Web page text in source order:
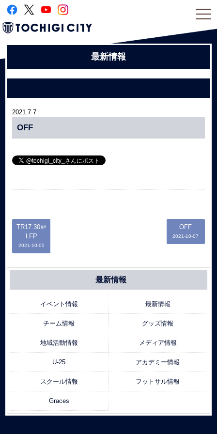
最新情報
2021.7.7
OFF
TR17:30＠
LFP
2021-10-05
OFF
2021-10-07
最新情報
イベント情報 最新情報
チーム情報 グッズ情報
地域活動情報 メディア情報
U-25 アカデミー情報
スクール情報 フットサル情報
Graces